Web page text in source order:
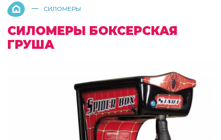
— СИЛОМЕРЫ
СИЛОМЕРЫ БОКСЕРСКАЯ
ГРУША